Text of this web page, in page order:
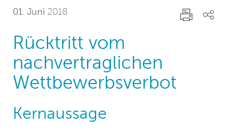
01. Juni 2018
Rücktritt vom
nachvertraglichen
Wettbewerbsverbot
Kernaussage